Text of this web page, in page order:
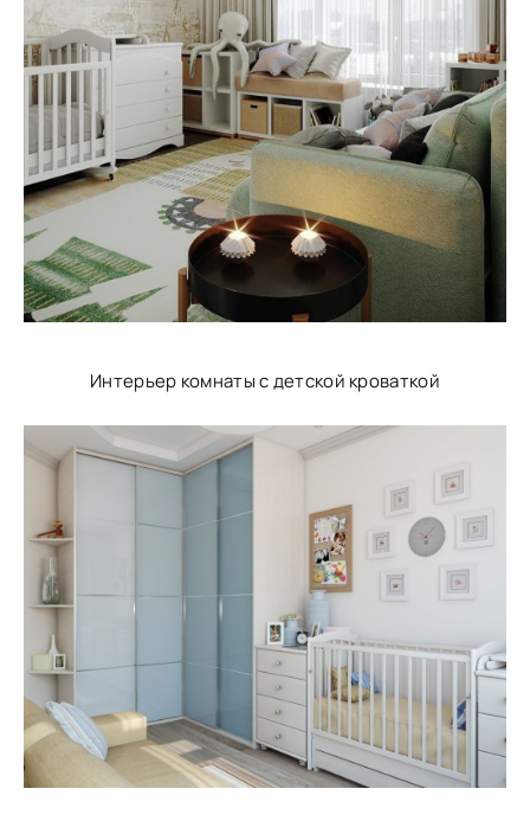
Интерьер комнаты с детской кроваткой